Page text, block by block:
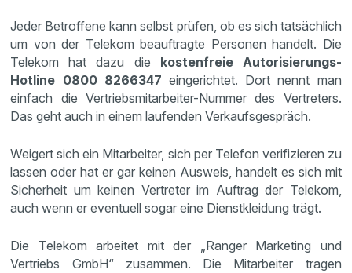
Jeder Betroffene kann selbst prüfen, ob es sich tatsächlich
um von der Telekom beauftragte Personen handelt. Die
Telekom hat dazu die kostenfreie Autorisierungs-
Hotline 0800 8266347 eingerichtet. Dort nennt man
einfach die Vertriebsmitarbeiter-Nummer des Vertreters.
Das geht auch in einem laufenden Verkaufsgespräch.
Weigert sich ein Mitarbeiter, sich per Telefon verifizieren zu
lassen oder hat er gar keinen Ausweis, handelt es sich mit
Sicherheit um keinen Vertreter im Auftrag der Telekom,
auch wenn er eventuell sogar eine Dienstkleidung trägt.
Die Telekom arbeitet mit der „Ranger Marketing und
Vertriebs GmbH“ zusammen. Die Mitarbeiter tragen